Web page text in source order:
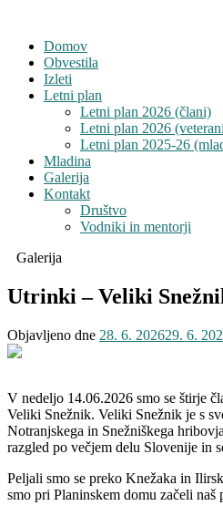
Domov
Obvestila
Izleti
Letni plan
Letni plan 2026 (člani)
Letni plan 2026
Letni plan 2025-26
Mladina
Galerija
Kontakt
Društvo
Vodniki in mentorji
Galerija
Utrinki – Veliki
Objavljeno dne 28. 6. 202629. 6.
V nedeljo 14.06.2026 smo se štirje
Veliki Snežnik. Veliki Snežnik je s
Notranjskega in Snežniškega
razgled po večjem delu Slovenije in
Peljali smo se preko Knežaka in
smo pri Planinskem domu začeli naš